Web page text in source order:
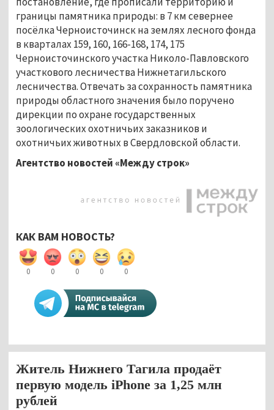
границы памятника природы: в 7 км севернее
посёлка Черноисточинск на землях лесного фонда
в кварталах 159, 160, 166-168, 174, 175
Черноисточинского участка Николо-Павловского
участкового лесничества Нижнетагильского
лесничества. Отвечать за сохранность памятника
природы областного значения было поручено
дирекции по охране государственных
зоологических охотничьих заказников и
охотничьих животных в Свердловской области.
Агентство новостей «Между строк»
КАК ВАМ НОВОСТЬ?
0 0 0 0 0
Житель Нижнего Тагила продаёт
первую модель iPhone за 1,25 млн
рублей